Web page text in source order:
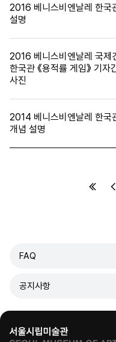
2016 베니스비엔날레 한국
설명
2016 베니스비엔날레 국제
한국관 《용적률 게임》 기자
사진
2014 베니스비엔날레 한국
개념 설명
FAQ
공지사항